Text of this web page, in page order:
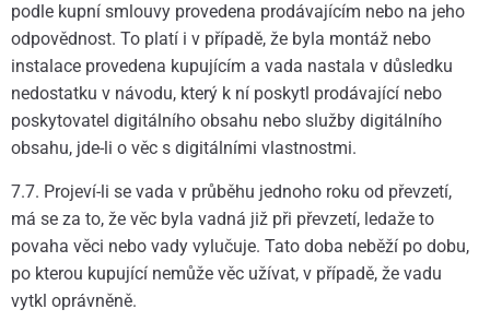
podle kupní smlouvy provedena prodávajícím nebo na jeho
odpovědnost. To platí i v případě, že byla montáž nebo
instalace provedena kupujícím a vada nastala v důsledku
nedostatku v návodu, který k ní poskytl prodávající nebo
poskytovatel digitálního obsahu nebo služby digitálního
obsahu, jde-li o věc s digitálními vlastnostmi.
7.7. Projeví-li se vada v průběhu jednoho roku od převzetí,
má se za to, že věc byla vadná již při převzetí, ledaže to
povaha věci nebo vady vylučuje. Tato doba neběží po dobu,
po kterou kupující nemůže věc užívat, v případě, že vadu
vytkl oprávněně.